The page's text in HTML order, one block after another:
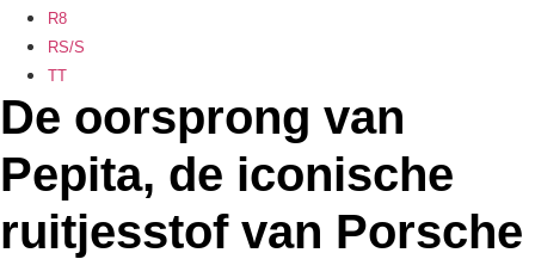
R8
RS/S
TT
De oorsprong van
Pepita, de iconische
ruitjesstof van Porsche